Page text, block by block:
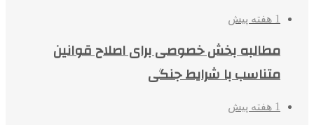
1 هفته پیش
مطالبه بخش خصوصی برای اصلاح قوانین
متناسب با شرایط جنگی
1 هفته پیش